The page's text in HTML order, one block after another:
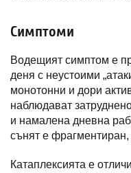
Симптоми
Водещият симптом е
деня с неустоими
монотонни и дори
наблюдават
и намалена дневна
сънят е
Катаплексията е